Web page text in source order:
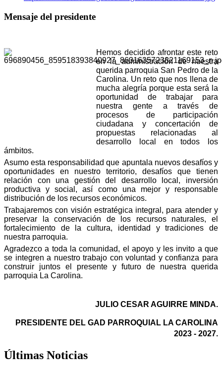
Mensaje del presidente
Hemos decidido afrontar este reto
en la administración de nuestra
querida parroquia San Pedro de la
Carolina. Un reto que nos llena de
mucha alegría porque esta será la
oportunidad de trabajar para
nuestra gente a través de
procesos de participación
ciudadana y concertación de
propuestas relacionadas al
desarrollo local en todos los
ámbitos.
Asumo esta responsabilidad que apuntala nuevos desafíos y
oportunidades en nuestro territorio, desafíos que tienen
relación con una gestión del desarrollo local, inversión
productiva y social, así como una mejor y responsable
distribución de los recursos económicos.
Trabajaremos con visión estratégica integral, para atender y
preservar la conservación de los recursos naturales, el
fortalecimiento de la cultura, identidad y tradiciones de
nuestra parroquia.
Agradezco a toda la comunidad, el apoyo y les invito a que
se integren a nuestro trabajo con voluntad y confianza para
construir juntos el presente y futuro de nuestra querida
parroquia La Carolina.
JULIO CESAR AGUIRRE MINDA.
PRESIDENTE DEL GAD PARROQUIAL LA CAROLINA
2023 - 2027.
Últimas Noticias